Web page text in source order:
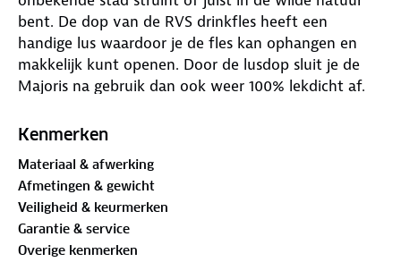
bent. De dop van de RVS drinkfles heeft een
handige lus waardoor je de fles kan ophangen en
makkelijk kunt openen. Door de lusdop sluit je de
Majoris na gebruik dan ook weer 100% lekdicht af.
voor extra stabiliteit en tevens bescherming tegen
gemaakt van roestvrij staal en past in alle standaard
drankenhouders, zoals in de zijvakken van je rugzak
of in de houder van je fiets. Een kleine waterfles
met groot gebruiksgemak.
Kenmerken
Materiaal & afwerking
Afmetingen & gewicht
Veiligheid & keurmerken
Garantie & service
Overige kenmerken